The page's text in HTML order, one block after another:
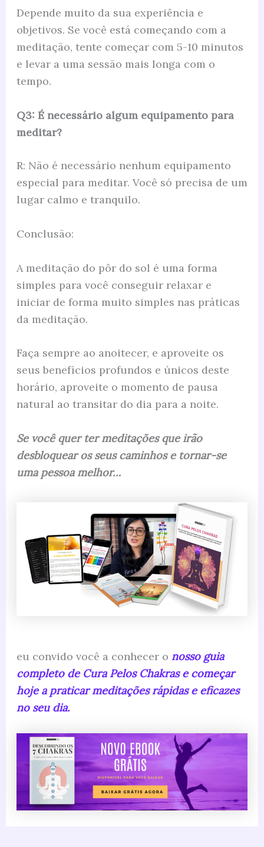
Depende muito da sua experiência e
objetivos. Se você está começando com a
meditação, tente começar com 5-10 minutos
e levar a uma sessão mais longa com o
tempo.
Q3: É necessário algum equipamento para
meditar?
R: Não é necessário nenhum equipamento
especial para meditar. Você só precisa de um
lugar calmo e tranquilo.
Conclusão:
A meditação do pôr do sol é uma forma
simples para você conseguir relaxar e
iniciar de forma muito simples nas práticas
da meditação.
Faça sempre ao anoitecer, e aproveite os
seus benefícios profundos e únicos deste
horário, aproveite o momento de pausa
natural ao transitar do dia para a noite.
Se você quer ter meditações que irão
desbloquear os seus caminhos e tornar-se
uma pessoa melhor…
eu convido você a conhecer o nosso guia
completo de Cura Pelos Chakras e começar
hoje a praticar meditações rápidas e eficazes
no seu dia.